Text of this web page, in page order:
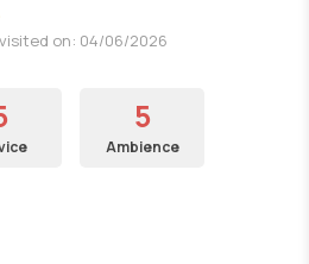
on: 04/06/2026
5
Ambience